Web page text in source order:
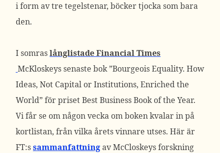
i form av tre tegelstenar, böcker tjocka som bara
den.
I somraslånglistade Financial Times
McKloskeys senaste bok ”Bourgeois Equality. How
Ideas, Not Capital or Institutions, Enriched the
World” för priset Best Business Book of the Year.
Vi får se om någon vecka om boken kvalar in på
kortlistan, från vilka årets vinnare utses. Här är
FT:ssammanfattningav McCloskeys forskning